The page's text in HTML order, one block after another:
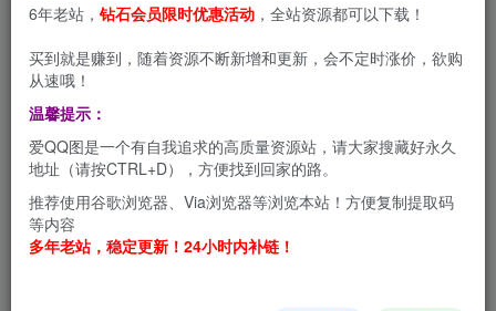
6年老站， 钻石会员限时优惠活动 ，全站资源都可以下载！
买到就是赚到，随着资源不断新增和更新，会不定时涨价，欲购
从速哦！
温馨提示：
爱QQ图是一个有自我追求的高质量资源站，请大家搜藏好永久
地址（请按CTRL+D），方便找到回家的路。
推荐使用谷歌浏览器、Via浏览器等浏览本站！方便复制提取码
等内容
多年老站，稳定更新！24小时内补链！